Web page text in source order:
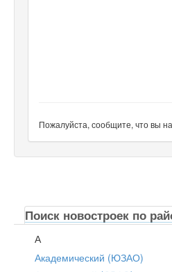
Пожалуйста, сообщите, что вы
Поиск новостроек по
А
Академический (ЮЗАО)